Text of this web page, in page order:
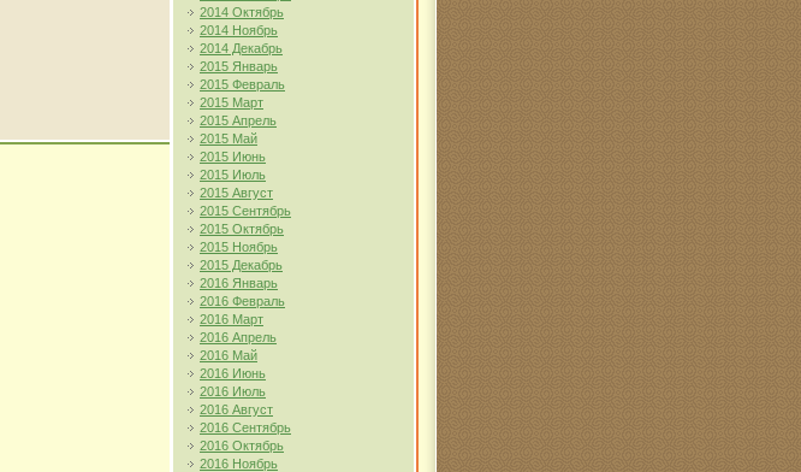
2014 Октябрь
2014 Ноябрь
2014 Декабрь
2015 Январь
2015 Февраль
2015 Март
2015 Апрель
2015 Май
2015 Июнь
2015 Июль
2015 Август
2015 Сентябрь
2015 Октябрь
2015 Ноябрь
2015 Декабрь
2016 Январь
2016 Февраль
2016 Март
2016 Апрель
2016 Май
2016 Июнь
2016 Июль
2016 Август
2016 Сентябрь
2016 Октябрь
2016 Ноябрь